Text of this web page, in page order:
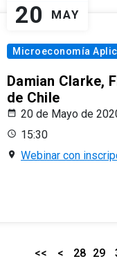
20 MAY
Microeconomía
Damian Clarke,
de Chile
20 de Mayo de
15:30
Webinar con
<< < 28 29